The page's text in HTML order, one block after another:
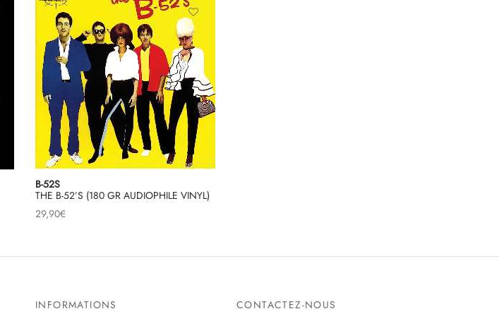
B-52S
THE B-52’S (180 GR AUDIOPHILE VINYL)
29,90€
INFORMATIONS CONTACTEZ-NOUS